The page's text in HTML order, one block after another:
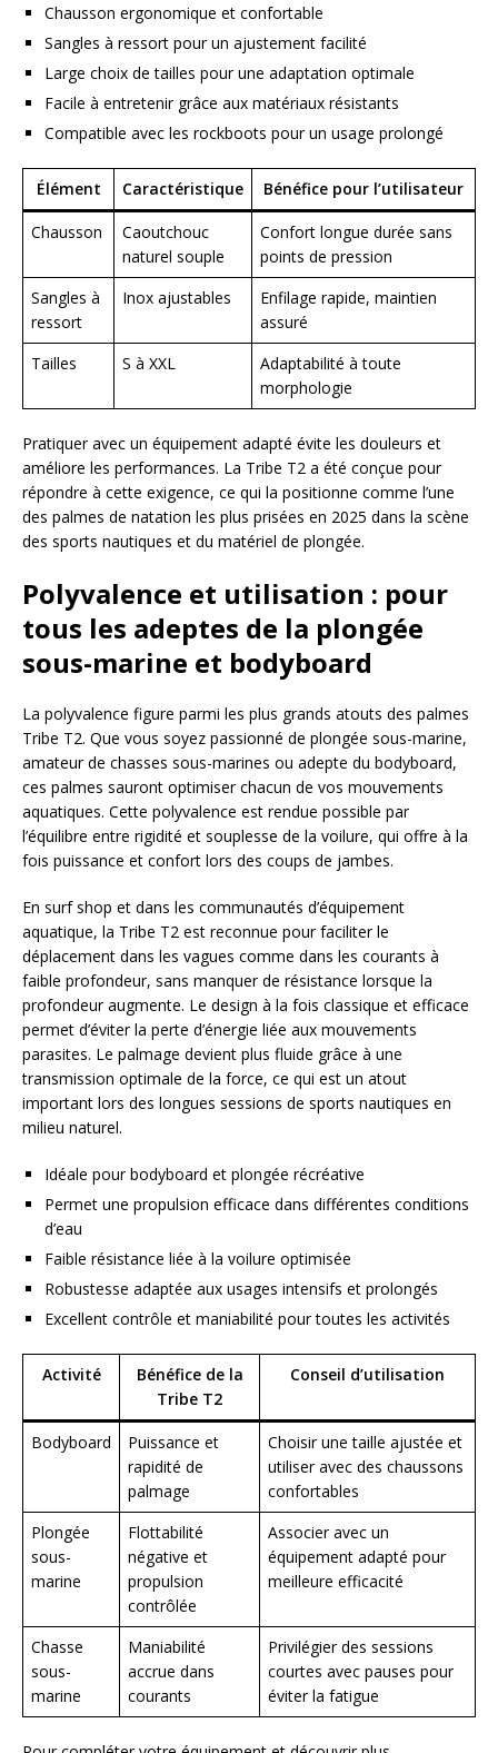
Chausson ergonomique et confortable
Sangles à ressort pour un ajustement facilité
Large choix de tailles pour une adaptation optimale
Facile à entretenir grâce aux matériaux résistants
Compatible avec les rockboots pour un usage prolongé
Élément Caractéristique Bénéfice pour l’utilisateur
Chausson
Caoutchouc
naturel souple
Confort longue durée sans
points de pression
Sangles à
ressort
Inox ajustables
Enfilage rapide, maintien
assuré
Tailles
S à XXL
Adaptabilité à toute
morphologie
Pratiquer avec un équipement adapté évite les douleurs et
améliore les performances. La Tribe T2 a été conçue pour
répondre à cette exigence, ce qui la positionne comme l’une
des palmes de natation les plus prisées en 2025 dans la scène
des sports nautiques et du matériel de plongée.
Polyvalence et utilisation : pour
tous les adeptes de la plongée
sous-marine et bodyboard
La polyvalence figure parmi les plus grands atouts des palmes
Tribe T2. Que vous soyez passionné de plongée sous-marine,
amateur de chasses sous-marines ou adepte du bodyboard,
ces palmes sauront optimiser chacun de vos mouvements
aquatiques. Cette polyvalence est rendue possible par
l’équilibre entre rigidité et souplesse de la voilure, qui offre à la
fois puissance et confort lors des coups de jambes.
En surf shop et dans les communautés d’équipement
aquatique, la Tribe T2 est reconnue pour faciliter le
déplacement dans les vagues comme dans les courants à
faible profondeur, sans manquer de résistance lorsque la
profondeur augmente. Le design à la fois classique et efficace
permet d’éviter la perte d’énergie liée aux mouvements
parasites. Le palmage devient plus fluide grâce à une
transmission optimale de la force, ce qui est un atout
important lors des longues sessions de sports nautiques en
milieu naturel.
Idéale pour bodyboard et plongée récréative
Permet une propulsion efficace dans différentes conditions
d’eau
Faible résistance liée à la voilure optimisée
Robustesse adaptée aux usages intensifs et prolongés
Excellent contrôle et maniabilité pour toutes les activités
Activité
Bénéfice de la
Tribe T2
Conseil d’utilisation
Bodyboard
Puissance et
rapidité de
palmage
Choisir une taille ajustée et
utiliser avec des chaussons
confortables
Plongée
sous-
marine
Flottabilité
négative et
propulsion
contrôlée
Associer avec un
équipement adapté pour
meilleure efficacité
Chasse
sous-
marine
Maniabilité
accrue dans
courants
Privilégier des sessions
courtes avec pauses pour
éviter la fatigue